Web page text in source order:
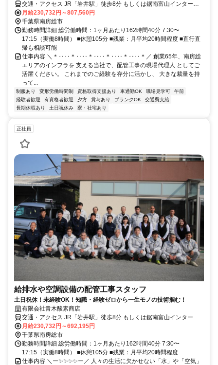
交通・アクセス JR「岩井駅」徒歩8分 もしくは鋸南富山インターチ
ェンジより車5分
月給230,732円～807,560円
千葉県南房総市
勤務時間詳細 総労働時間：1ヶ月あたり162時間40分 7:30〜
17:15（実働8時間） ■休憩105分 ■残業：月平均20時間程度 ■直行直
帰も相談可能
仕事内容 ＼＊‥‥＊‥‥＊‥‥＊‥‥＊‥‥＊／ 創業65年、南房総
エリアのインフラを 支える当社で、配管工事の現場代理人 としてご
活躍ください。 これまでのご経験を存分に活かし、 大きな裁量を持
って...
制服あり 変形労働時間制 資格取得支援あり 車通勤OK 職場見学可
午前
経験者歓迎
有資格者歓迎 夕方 賞与あり ブランクOK
交通費支給
長期休暇あり
土日祝休み 寮・社宅あり
正社員
給排水や空調設備の配管工事スタッフ
土日祝休！未経験OK！知識・経験ゼロから一生モノの技術掴む！
有限会社青木酸素商店
交通・アクセス JR「岩井駅」徒歩8分 もしくは鋸南富山インターチ
ェンジより車5分
月給230,732円～692,195円
千葉県南房総市
勤務時間詳細 総労働時間：1ヶ月あたり162時間40分 7:30〜
17:15（実働8時間） ■休憩105分 ■残業：月平均20時間程度
仕事内容 ＼ー✨✨✨✨ー／ 人々の生活に欠かせない「水」や「空気」